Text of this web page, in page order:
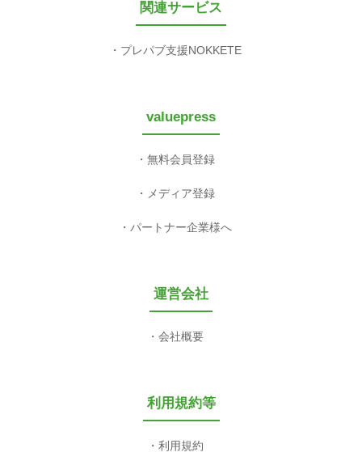
関連サービス
プレパブ支援NOKKETE
valuepress
無料会員登録
メディア登録
パートナー企業様へ
運営会社
会社概要
利用規約等
利用規約